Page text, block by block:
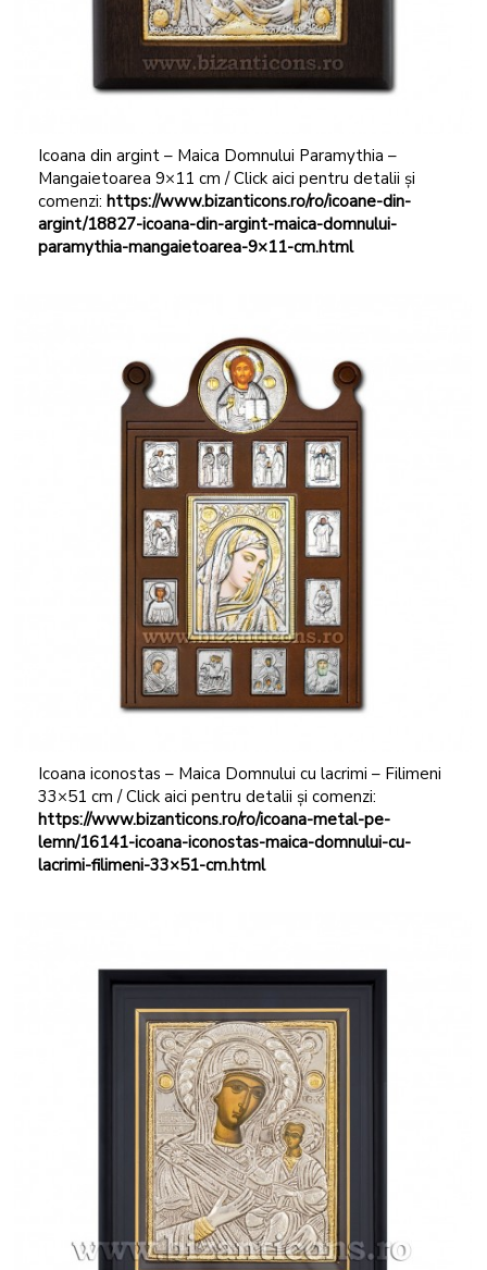
Icoana din argint – Maica Domnului Paramythia –
Mangaietoarea 9×11 cm / Click aici pentru detalii și
comenzi: https://www.bizanticons.ro/ro/icoane-din-
argint/18827-icoana-din-argint-maica-domnului-
paramythia-mangaietoarea-9×11-cm.html
Icoana iconostas – Maica Domnului cu lacrimi – Filimeni
33×51 cm / Click aici pentru detalii și comenzi:
https://www.bizanticons.ro/ro/icoana-metal-pe-
lemn/16141-icoana-iconostas-maica-domnului-cu-
lacrimi-filimeni-33×51-cm.html